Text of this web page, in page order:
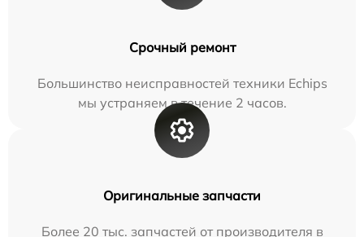
Срочный ремонт
Большинство неисправностей техники Echips
мы устраняем в течение 2 часов.
Оригинальные запчасти
Более 20 тыс. запчастей от производителя в